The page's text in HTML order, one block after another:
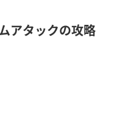
アタックの攻略